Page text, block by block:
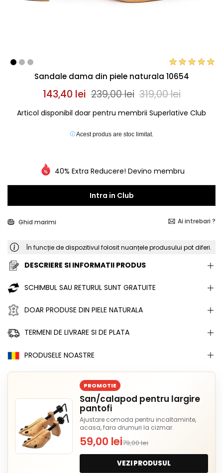
Sandale dama din piele naturala 10654
143,40 lei 239,00 lei 319,00 lei
Articol disponibil doar pentru membrii Superlative Club
Acest produs are stoc limitat.
40% Extra Reducere! Devino membru
Intra in Club
Ghid marimi Ai intrebari ?
În funcție de dispozitivul folosit nuanțele produsului pot diferi.
DESCRIERE SI INFORMATII PRODUS
SCHIMBUL SAU RETURUL SUNT GRATUITE
DOAR PRODUSE DIN PIELE NATURALA
TERMENI DE LIVRARE SI DE PLATA
PRODUSELE NOASTRE
PROMOTIE
San/calapod pentru largire
pantofi
Ajustare comoda pentru incaltaminte,
acasa, fara drumuri la cizmar.
59,00 lei79,00 lei
VEZI PRODUSUL